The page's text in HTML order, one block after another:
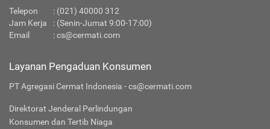
Telepon : (021) 40000 312
Jam Kerja
: (Senin-Jumat 9:00-17:00)
Email
:cs@cermati.com
Layanan Pengaduan Konsumen
PT Agregasi Cermat Indonesia - cs@cermati.com
Direktorat Jenderal Perlindungan
Konsumen dan Tertib Niaga